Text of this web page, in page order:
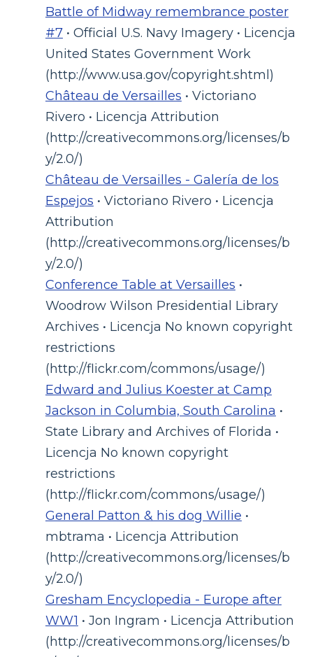
Battle of Midway remembrance poster
#7 • Official U.S. Navy Imagery • Licencja
United States Government Work
(http://www.usa.gov/copyright.shtml)
Château de Versailles • Victoriano
Rivero • Licencja Attribution
(http://creativecommons.org/licenses/b
y/2.0/)
Château de Versailles - Galería de los
Espejos • Victoriano Rivero • Licencja
Attribution
(http://creativecommons.org/licenses/b
y/2.0/)
Conference Table at Versailles •
Woodrow Wilson Presidential Library
Archives • Licencja No known copyright
restrictions
(http://flickr.com/commons/usage/)
Edward and Julius Koester at Camp
Jackson in Columbia, South Carolina •
State Library and Archives of Florida •
Licencja No known copyright
restrictions
(http://flickr.com/commons/usage/)
General Patton & his dog Willie •
mbtrama • Licencja Attribution
(http://creativecommons.org/licenses/b
y/2.0/)
Gresham Encyclopedia - Europe after
WW1 • Jon Ingram • Licencja Attribution
(http://creativecommons.org/licenses/b